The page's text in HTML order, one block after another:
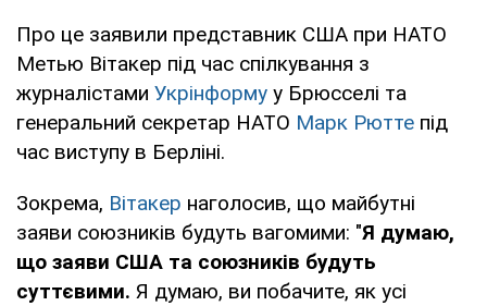
Про це заявили представник США при НАТО
Метью Вітакер під час спілкування з
журналістами Укрінформу у Брюсселі та
генеральний секретар НАТО Марк Рютте під
час виступу в Берліні.
Зокрема, Вітакер наголосив, що майбутні
заяви союзників будуть вагомими: "Я думаю,
що заяви США та союзників будуть
суттєвими. Я думаю, ви побачите, як усі